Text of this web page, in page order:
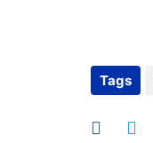
Tags